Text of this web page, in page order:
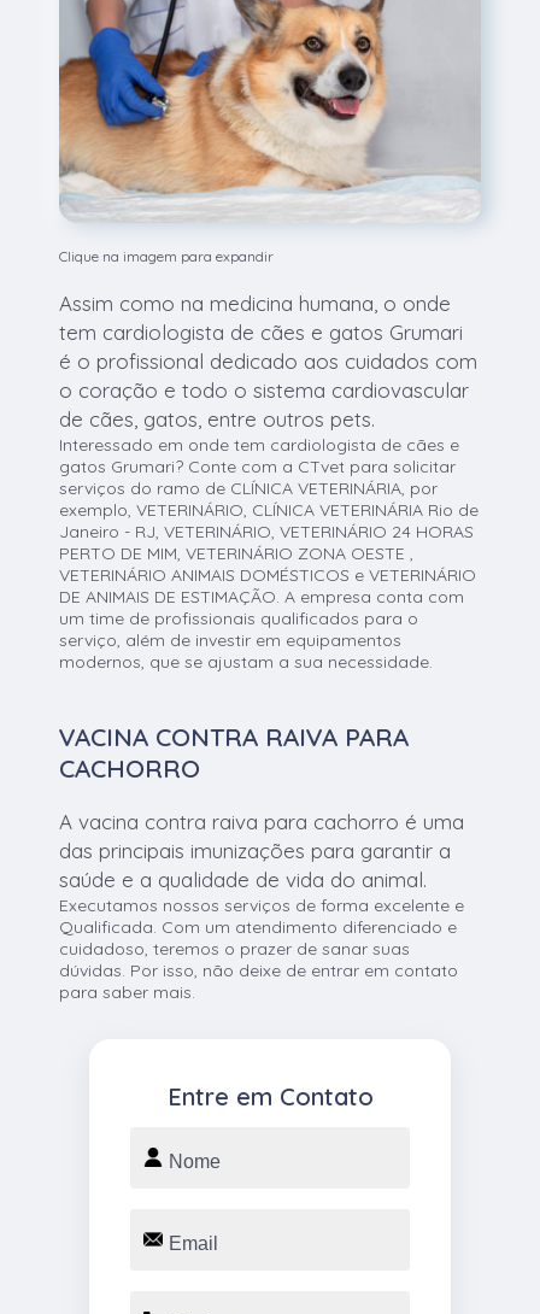
Clique na imagem para expandir
Assim como na medicina humana, o onde
tem cardiologista de cães e gatos Grumari
é o profissional dedicado aos cuidados com
o coração e todo o sistema cardiovascular
de cães, gatos, entre outros pets.
Interessado em onde tem cardiologista de cães e
gatos Grumari? Conte com a CTvet para solicitar
serviços do ramo de CLÍNICA VETERINÁRIA, por
exemplo, VETERINÁRIO, CLÍNICA VETERINÁRIA Rio de
Janeiro - RJ, VETERINÁRIO, VETERINÁRIO 24 HORAS
PERTO DE MIM, VETERINÁRIO ZONA OESTE ,
VETERINÁRIO ANIMAIS DOMÉSTICOS e VETERINÁRIO
DE ANIMAIS DE ESTIMAÇÃO. A empresa conta com
um time de profissionais qualificados para o
serviço, além de investir em equipamentos
modernos, que se ajustam a sua necessidade.
VACINA CONTRA RAIVA PARA
CACHORRO
A vacina contra raiva para cachorro é uma
das principais imunizações para garantir a
saúde e a qualidade de vida do animal.
Executamos nossos serviços de forma excelente e
Qualificada. Com um atendimento diferenciado e
cuidadoso, teremos o prazer de sanar suas
dúvidas. Por isso, não deixe de entrar em contato
para saber mais.
Entre em Contato